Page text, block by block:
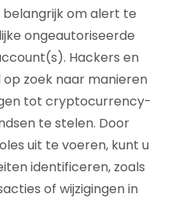
om alert te
ongeautoriseerde
Hackers en
op zoek naar manieren
tot cryptocurrency-
te stelen. Door
uit te voeren, kunt u
identificeren, zoals
of wijzigingen in